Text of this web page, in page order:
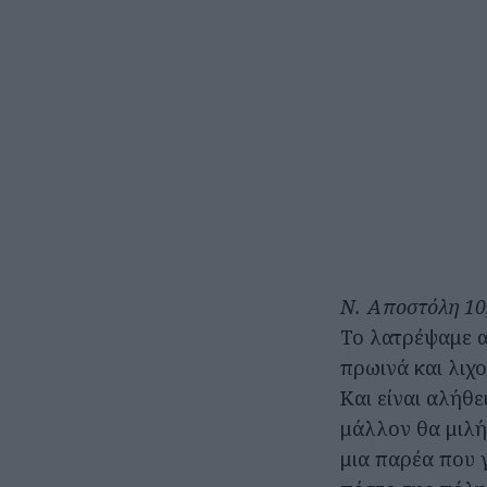
Ν. Αποστόλη
Το λατρέψαμε
πρωινά και
Και είναι
μάλλον θα
μια παρέα που